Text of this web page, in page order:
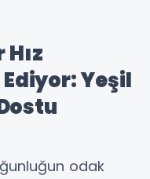
Yeşil
odak